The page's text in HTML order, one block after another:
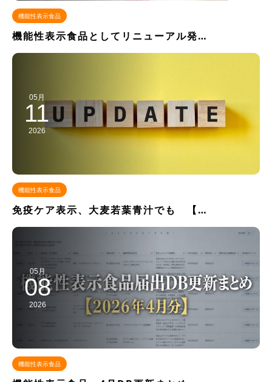
機能性表示食品
機能性表示食品としてリニューアル発…
05月
11
2026
機能性表示食品
免疫ケア表示、大麦若葉青汁でも 【…
05月
08
2026
機能性表示食品